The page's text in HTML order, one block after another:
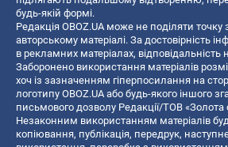
будь-якій формі.
Редакція OBOZ.UA може не поділяти точку
авторському матеріалі. За достовірність
в рекламних матеріалах,
Заборонено використання матеріалів
хоч із зазначенням гіперпосилання на
логотипу OBOZ.UA або будь-якого іншого
письмового дозволу Редакції/ТОВ «Золота
Незаконним використанням матеріалів
копiювання, публiкацiя, передрук,